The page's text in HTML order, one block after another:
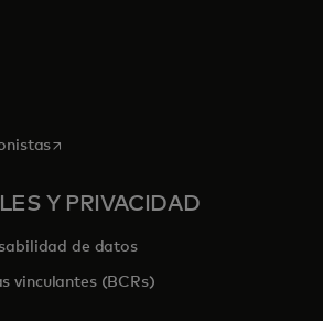
pestaña nueva
se abre en una pestaña nueva
Y PRIVACIDAD
de datos
vinculantes (BCRs)